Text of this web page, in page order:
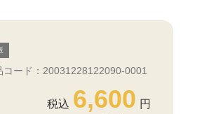
コード：20031228122090-0001
6,600